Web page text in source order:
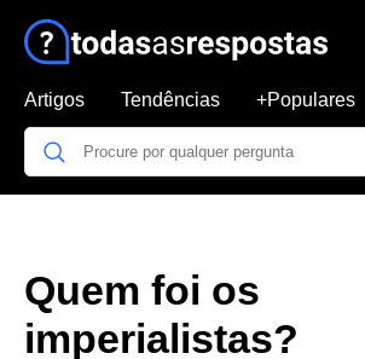
Artigos Tendências +Populares
Quem foi os
imperialistas?